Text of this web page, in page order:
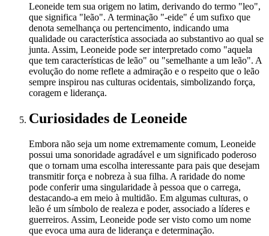
Leoneide tem sua origem no latim, derivando do termo "leo",
que significa "leão". A terminação "-eide" é um sufixo que
denota semelhança ou pertencimento, indicando uma
qualidade ou característica associada ao substantivo ao qual se
junta. Assim, Leoneide pode ser interpretado como "aquela
que tem características de leão" ou "semelhante a um leão". A
evolução do nome reflete a admiração e o respeito que o leão
sempre inspirou nas culturas ocidentais, simbolizando força,
coragem e liderança.
Curiosidades de Leoneide
Embora não seja um nome extremamente comum, Leoneide
possui uma sonoridade agradável e um significado poderoso
que o tornam uma escolha interessante para pais que desejam
transmitir força e nobreza à sua filha. A raridade do nome
pode conferir uma singularidade à pessoa que o carrega,
destacando-a em meio à multidão. Em algumas culturas, o
leão é um símbolo de realeza e poder, associado a líderes e
guerreiros. Assim, Leoneide pode ser visto como um nome
que evoca uma aura de liderança e determinação.